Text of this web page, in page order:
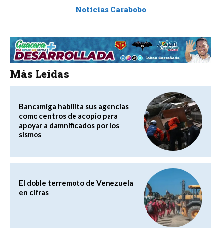
Noticias Carabobo
Más Leídas
Bancamiga habilita sus agencias
como centros de acopio para
apoyar a damnificados por los
sismos
El doble terremoto de Venezuela
en cifras